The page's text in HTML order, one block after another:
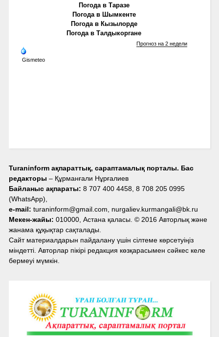
Погода в Таразе
Погода в Шымкенте
Погода в Кызылорде
Погода в Талдыкоргане
Gismeteo
Прогноз на 2 недели
Turaninform ақпараттық, сараптамалық порталы. Бас
редакторы – Құрманғали Нұрғалиев
Байланыс ақпараты: 8 707 400 4458, 8 708 205 0995
(WhatsApp),
e-mail: turaninform@gmail.com, nurgaliev.kurmangali@bk.ru
Мекен-жайы: 010000, Астана қаласы. © 2016 Авторлық және
жанама құқықтар сақталады.
Сайт материалдарын пайдалану үшін сілтеме көрсетуіңіз
міндетті. Авторлар пікірі редакция көзқарасымен сәйкес келе
бермеуі мүмкін.